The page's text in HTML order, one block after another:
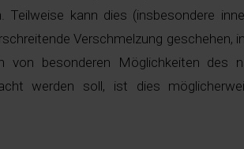
Teilweise kann dies (insbesondere
Verschmelzung geschehen,
von besonderen Möglichkeiten des
werden soll, ist dies